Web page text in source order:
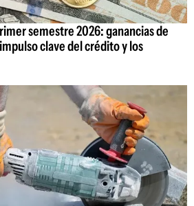
semestre 2026: ganancias de
clave del crédito y los